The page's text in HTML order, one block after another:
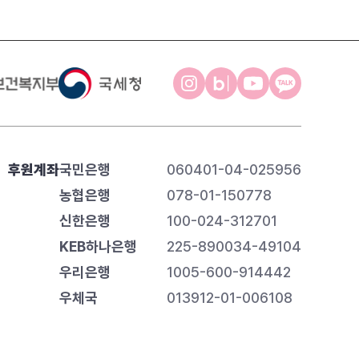
후원계좌국민은행
060401-04-025956
농협은행
078-01-150778
신한은행
100-024-312701
KEB하나은행
225-890034-49104
우리은행
1005-600-914442
우체국
013912-01-006108